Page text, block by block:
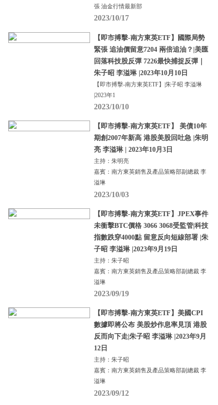
張 油金行情最新部
2023/10/17
【即市搏擊-南方東英ETF】國際局勢
緊張 追油價留意7204 兩倍追油？|美匯
回落科技股反彈 7226最快捕捉反彈｜
朱子昭 李溢琳 |2023年10月10日
【即市搏擊-南方東英ETF】|朱子昭 李溢琳
|2023年1
2023/10/10
【即市搏擊-南方東英ETF】 美債10年
期創2007年新高 港股美股回吐急 |朱明
亮 李溢琳 | 2023年10月3日
主持：朱明亮
嘉賓：南方東英銷售及產品策略部副總裁 李
溢琳
2023/10/03
【即市搏擊-南方東英ETF】JPEX事件
未衝擊BTC價格 3066 3068受監管|科技
指數跌穿4000點 留意反向短線部署 |朱
子昭 李溢琳 |2023年9月19日
主持：朱子昭
嘉賓：南方東英銷售及產品策略部副總裁 李
溢琳
2023/09/19
【即市搏擊-南方東英ETF】美國CPI
數據即將公布 美股炒作息率見頂 港股
反而向下走|朱子昭 李溢琳 |2023年9月
12日
主持：朱子昭
嘉賓：南方東英銷售及產品策略部副總裁 李
溢琳
2023/09/12